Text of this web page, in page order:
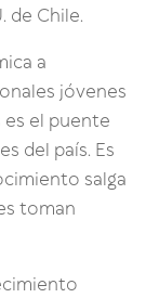
de Chile.
a
jóvenes
el puente
del país. Es
salga
toman